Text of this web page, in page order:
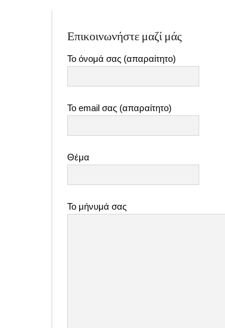
Επικοινωνήστε μαζί μάς
Το όνομά σας (απαραίτητο)
Το email σας (απαραίτητο)
Θέμα
Το μήνυμά σας